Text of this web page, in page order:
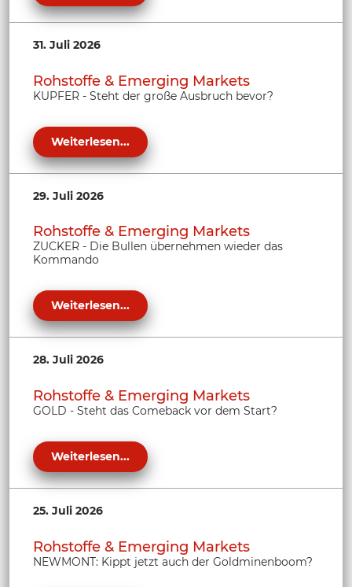
31. Juli 2026
Rohstoffe & Emerging Markets
KUPFER - Steht der große Ausbruch bevor?
Weiterlesen...
29. Juli 2026
Rohstoffe & Emerging Markets
ZUCKER - Die Bullen übernehmen wieder das
Kommando
Weiterlesen...
28. Juli 2026
Rohstoffe & Emerging Markets
GOLD - Steht das Comeback vor dem Start?
Weiterlesen...
25. Juli 2026
Rohstoffe & Emerging Markets
NEWMONT: Kippt jetzt auch der Goldminenboom?